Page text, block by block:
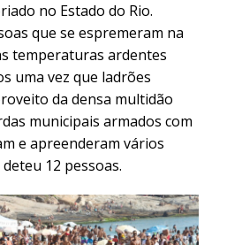
no Estado do Rio.
que se espremeram na
temperaturas ardentes
uma vez que ladrões
da densa multidão
municipais armados com
e apreenderam vários
12 pessoas.